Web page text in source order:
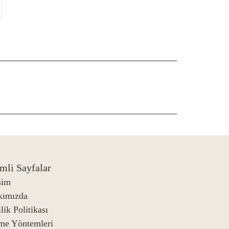
Sayfalar
Politikası
Yöntemleri